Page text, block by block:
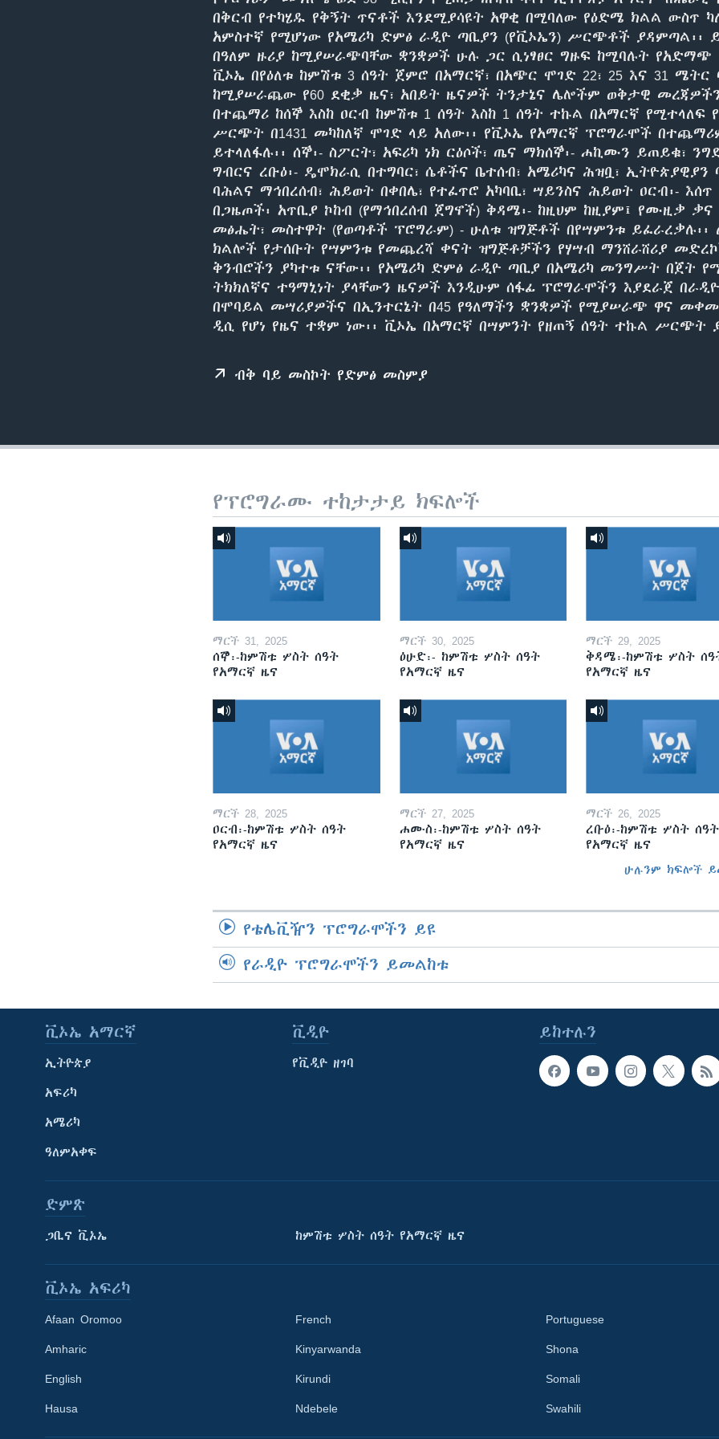
Learning English
በቅርብ የተካሄዱ የቅኝት ጥናቶች እንደሚያሳዩት አዋቂ በሚባለው የዕድሜ ክልል ውስጥ
አምስተኛ የሚሆነው የአሜሪካ ድምፅ ራዲዮ ጣቢያን (የቪኦኤን) ሥርጭቶች ያዳምጣል፡፡
በዓለም ዙሪያ ከሚያሠራጭባቸው ቋንቋዎች ሁሉ ጋር ሲነፃፀር ግዙፍ ከሚባሉት የአድማጭ
ቪኦኤ በየዕለቱ ከምሽቱ 3 ሰዓት ጀምሮ በአማርኛ፣ በአጭር ሞገድ 22፣ 25 እና 31 ሜትር
ከሚያሠራጨው የ60 ደቂቃ ዜና፣ አበይት ዜናዎች ትንታኔና ሌሎችም ወቅታዊ
በተጨማሪ ከሰኞ እስከ ዐርብ ከምሽቱ 1 ሰዓት እስከ 1 ሰዓት ተኩል በአማርኛ የሚተላለፍ
ሥርጭት በ1431 መካከለኛ ሞገድ ላይ አለው፡፡ የቪኦኤ የአማርኛ ፕሮግራሞች
ይተላለፋሉ፡፡ ሰኞ፡- ስፖርት፣ አፍሪካ ነክ ርዕሶች፣ ጤና ማክሰኞ፡- ሐኪሙን ይጠይቁ፣
ግብርና ረቡዕ፡- ዴሞክራሲ በተግባር፣ ሴቶችና ቤተሰብ፣ አሜሪካና ሕዝቧ፣ ኢትዮጵያዊያን
ባሕልና ማኅበረሰብ፣ ሕይወት በቀበሌ፣ የተፈጥሮ አካባቢ፣ ሣይንስና ሕይወት ዐርብ፡- እሰጥ
በጋዜጦች፡ አጥቢያ ኮከብ (የማኅበረሰብ ጀግኖች) ቅዳሜ፡- ከዚህም ከዚያም፤ የሙዚቃ ቃና
መፅሔት፣ መስተዋት (የወጣቶች ፕሮግራም) - ሁለቱ ዝግጅቶች በየሣምንቱ ይፈራረቃሉ፡፡
ክልሎች የታሰቡት የሣምንቱ የመጨረሻ ቀናት ዝግጅቶቻችን የሃሣብ ማንሸራሸሪያ
ቅንብሮችን ያካተቱ ናቸው፡፡ የአሜሪካ ድምፅ ራዲዮ ጣቢያ በአሜሪካ መንግሥት በጀት
ትክክለኛና ተዓማኒነት ያላቸውን ዜናዎች እንዲሁም ሰፋፊ ፕሮግራሞችን እያደራጀ
በሞባይል መሣሪያዎችና በኢንተርኔት በ45 የዓለማችን ቋንቋዎች የሚያሠራጭ ዋና
ዲሲ የሆነ የዜና ተቋም ነው፡፡ ቪኦኤ በአማርኛ በሣምንት የዘጠኝ ሰዓት ተኩል ሥርጭት
ብቅ ባይ መስኮት የድምፅ መስምያ
የፕሮግራሙ ተከታታይ ክፍሎች
ማርች 31, 2025
ሰኞ፡-ከምሽቱ ሦስት ሰዓት
የአማርኛ ዜና
ማርች 30, 2025
ዕሁድ፡- ከምሽቱ ሦስት ሰዓት
የአማርኛ ዜና
ማርች 29, 2025
ቅዳሜ፡-ከምሽቱ ሦስት
የአማርኛ ዜና
ማርች 28, 2025
ዐርብ፡-ከምሽቱ ሦስት ሰዓት
የአማርኛ ዜና
ማርች 27, 2025
ሐሙስ፡-ከምሽቱ ሦስት ሰዓት
የአማርኛ ዜና
ማርች 26, 2025
ረቡዕ፡-ከምሽቱ ሦስት ሰዓት
የአማርኛ ዜና
ሁሉንም ክፍሎች
የቴሌቪዥን ፕሮግራሞችን ይዩ
የራዲዮ ፕሮግራሞችን ይመልከቱ
ይከተሉን
ቪኦኤ አማርኛ
ኢትዮጵያ
አፍሪካ
አሜሪካ
ዓለምአቀፍ
ቪዲዮ
የቪዲዮ ዘገባ
ድምጽ
ጋቢና ቪኦኤ ከምሽቱ ሦስት ሰዓት የአማርኛ ዜና
ቪኦኤ አፍሪካ
Afaan Oromoo
Amharic
English
Hausa
French
Kinyarwanda
Kirundi
Ndebele
Portuguese
Shona
Somali
Swahili